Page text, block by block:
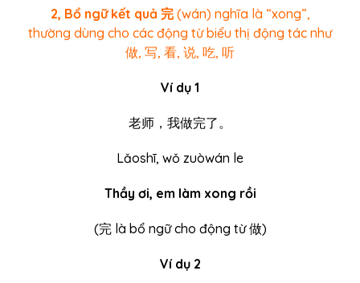
2, Bổ ngữ kết quả 完 (wán) nghĩa là “xong”,
thường dùng cho các động từ biểu thị động tác như
做, 写, 看, 说, 吃, 听
Ví dụ 1
老师，我做完了。
Lǎoshī, wǒ zuòwán le
Thầy ơi, em làm xong rồi
(完 là bổ ngữ cho động từ 做)
Ví dụ 2